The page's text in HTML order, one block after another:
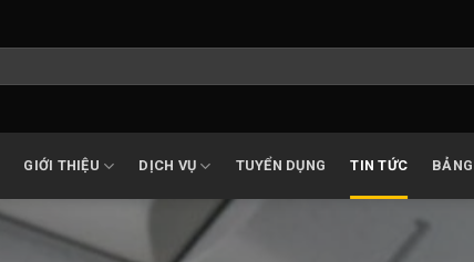
GIỚI THIỆU DỊCH VỤ TUYỂN DỤNG TIN TỨC